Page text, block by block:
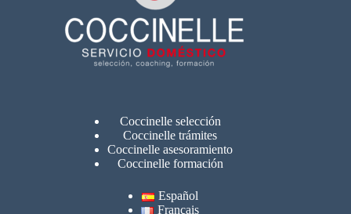
Coccinelle selección
Coccinelle trámites
Coccinelle asesoramiento
Coccinelle formación
Español
Français